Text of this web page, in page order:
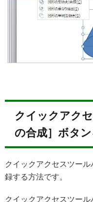
クイックアク
の合成］ボタ
クイックアクセスツー
録する方法です。
クイックアクセスツー